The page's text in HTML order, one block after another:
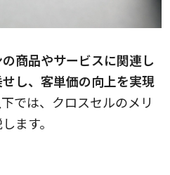
商品やサービスに関連し
し、客単価の向上を実現
では、クロスセルのメリ
ます。